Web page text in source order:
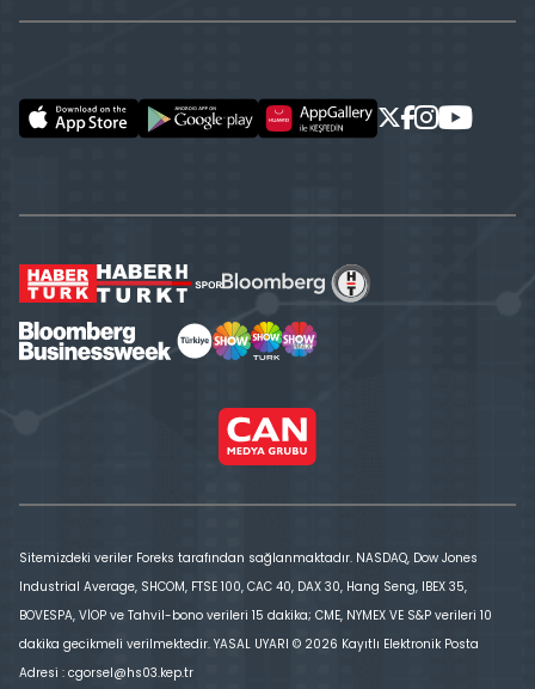
Sitemizdeki veriler Foreks tarafından sağlanmaktadır. NASDAQ, Dow Jones
Industrial Average, SHCOM, FTSE 100, CAC 40, DAX 30, Hang Seng, IBEX 35,
BOVESPA, VİOP ve Tahvil-bono verileri 15 dakika; CME, NYMEX VE S&P verileri 10
dakika gecikmeli verilmektedir. YASAL UYARI © 2026 Kayıtlı Elektronik Posta
Adresi : cgorsel@hs03.kep.tr